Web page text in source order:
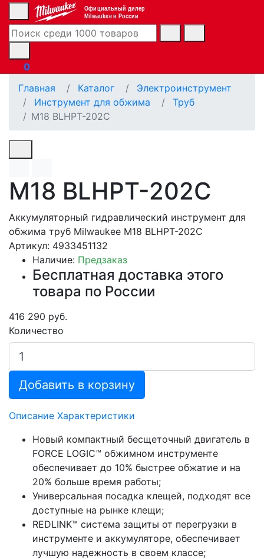
Официальный дилер
Milwaukee в России
0
Главная
Каталог
Электроинструмент
Инструмент для обжима
Труб
M18 BLHPT-202C
M18 BLHPT-202C
Аккумуляторный гидравлический инструмент для
обжима труб Milwaukee M18 BLHPT-202C
Артикул: 4933451132
Наличие: Предзаказ
Бесплатная доставка этого
товара по России
416 290 руб.
Количество
Добавить в корзину
Описание Характеристики
Новый компактный бесщеточный двигатель в
FORCE LOGIC™ обжимном инструменте
обеспечивает до 10% быстрее обжатие и на
20% больше время работы;
Универсальная посадка клещей, подходят все
доступные на рынке клещи;
REDLINK™ система защиты от перегрузки в
инструменте и аккумуляторе, обеспечивает
лучшую надежность в своем классе;